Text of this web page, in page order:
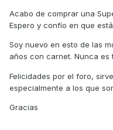
Acabo de comprar una
Espero y confío en que
Soy nuevo en esto de las
años con carnet. Nunca es
Felicidades por el foro,
especialmente a los que
Gracias